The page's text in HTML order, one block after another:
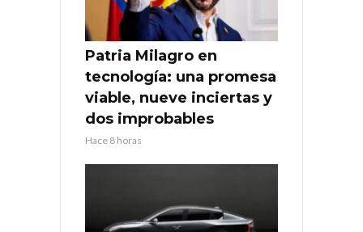
Patria Milagro en
tecnología: una promesa
viable, nueve inciertas y
dos improbables
Hace 8 horas